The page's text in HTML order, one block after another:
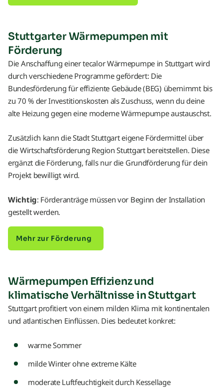
Stuttgarter Wärmepumpen mit
Förderung
Die Anschaffung einer tecalor Wärmepumpe in Stuttgart wird
durch verschiedene Programme gefördert: Die
Bundesförderung für effiziente Gebäude (BEG) übernimmt bis
zu 70 % der Investitionskosten als Zuschuss, wenn du deine
alte Heizung gegen eine moderne Wärmepumpe austauschst.
Zusätzlich kann die Stadt Stuttgart eigene Fördermittel über
die Wirtschaftsförderung Region Stuttgart bereitstellen. Diese
ergänzt die Förderung, falls nur die Grundförderung für dein
Projekt bewilligt wird.
Wichtig: Förderanträge müssen vor Beginn der Installation
gestellt werden.
Mehr zur Förderung
Wärmepumpen Effizienz und
klimatische Verhältnisse in Stuttgart
Stuttgart profitiert von einem milden Klima mit kontinentalen
und atlantischen Einflüssen. Dies bedeutet konkret:
warme Sommer
milde Winter ohne extreme Kälte
moderate Luftfeuchtigkeit durch Kessellage